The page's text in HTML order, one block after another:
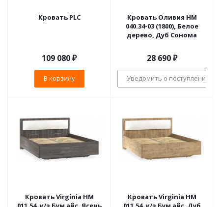
Кровать PLC
109 080₽
В корзину
Кровать Оливия НМ
040.34-03 (1800), Белое
дерево, Дуб Сонома
28 690₽
Уведомить о поступлении
Кровать Virginia НМ
Кровать Virginia НМ